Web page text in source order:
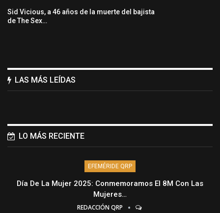
Sid Vicious, a 46 años de la muerte del bajista
de The Sex…
LAS MÁS LEÍDAS
LO MÁS RECIENTE
EFEMÉRIDE QRP
Día De La Mujer 2025: Conmemoramos El 8M Con Las
Mujeres…
REDACCIÓN QRP